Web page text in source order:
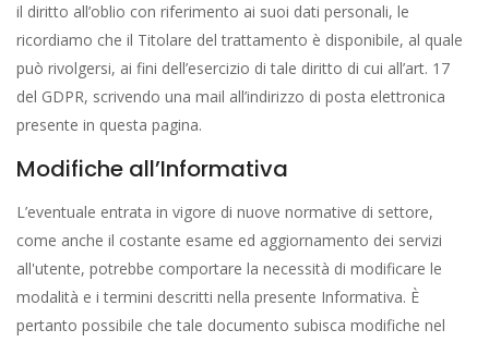
il diritto all’oblio con riferimento ai suoi dati personali, le
ricordiamo che il Titolare del trattamento è disponibile, al quale
può rivolgersi, ai fini dell’esercizio di tale diritto di cui all’art. 17
del GDPR, scrivendo una mail all’indirizzo di posta elettronica
presente in questa pagina.
Modifiche all’Informativa
L’eventuale entrata in vigore di nuove normative di settore,
come anche il costante esame ed aggiornamento dei servizi
all'utente, potrebbe comportare la necessità di modificare le
modalità e i termini descritti nella presente Informativa. È
pertanto possibile che tale documento subisca modifiche nel